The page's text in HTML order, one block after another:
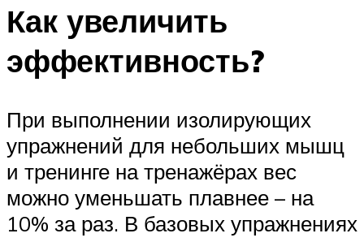
Как увеличить
эффективность?
При выполнении изолирующих
упражнений для небольших мышц
и тренинге на тренажёрах вес
можно уменьшать плавнее – на
10% за раз. В базовых упражнениях